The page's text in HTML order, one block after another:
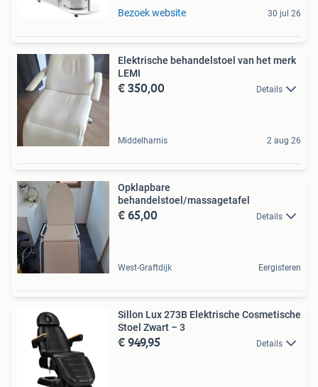
Bezoek website 30 jul 26
Elektrische behandelstoel van het merk
LEMI
€ 350,00 Details
Middelharnis 2 aug 26
Opklapbare
behandelstoel/massagetafel
€ 65,00 Details
West-Graftdijk Eergisteren
Sillon Lux 273B Elektrische Cosmetische
Stoel Zwart – 3
€ 949,95 Details